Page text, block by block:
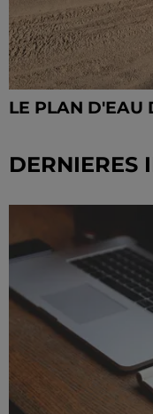
LE PLAN D'EAU
DERNIERES